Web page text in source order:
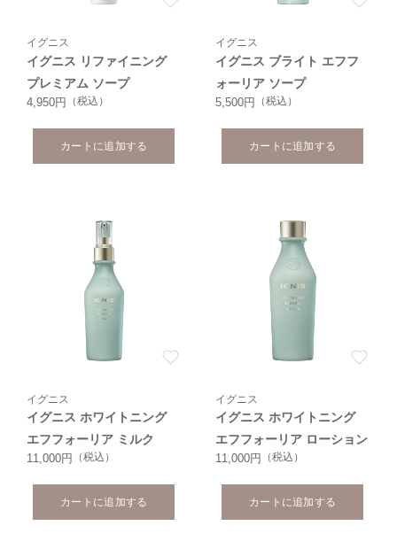
イグニス
イグニス リファイニング
プレミアム ソープ
4,950円 （税込）
カートに追加する
イグニス
イグニス ブライト エフフ
ォーリア ソープ
5,500円 （税込）
カートに追加する
イグニス
イグニス ホワイトニング
エフフォーリア ミルク
11,000円 （税込）
カートに追加する
イグニス
イグニス ホワイトニング
エフフォーリア ローション
11,000円 （税込）
カートに追加する